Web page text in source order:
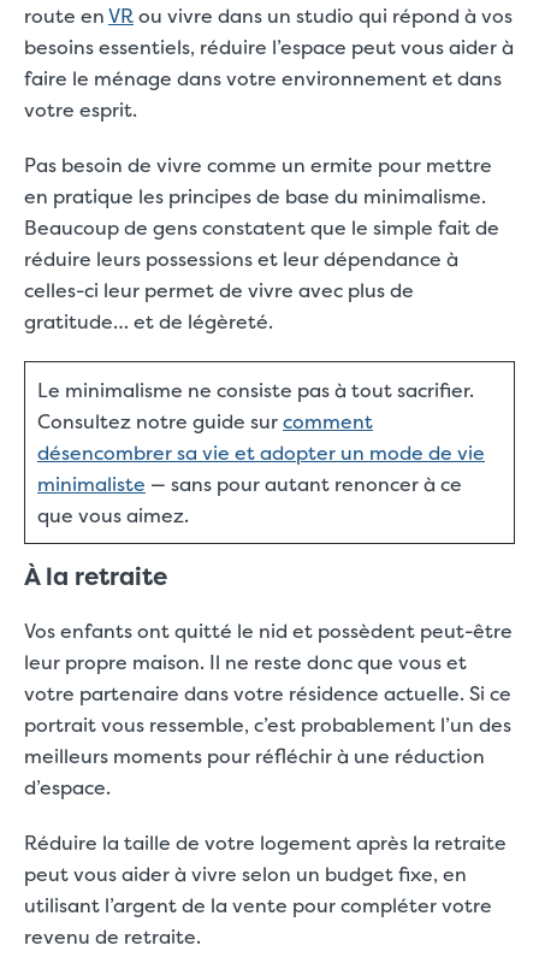
route enVRou vivre dans un studio qui répond à vos
besoins essentiels, réduire l’espace peut vous aider à
faire le ménage dans votre environnement et dans
votre esprit.
Pas besoin de vivre comme un ermite pour mettre
en pratique les principes de base du minimalisme.
Beaucoup de gens constatent que le simple fait de
réduire leurs possessions et leur dépendance à
celles-ci leur permet de vivre avec plus de
gratitude… et de légèreté.
Le minimalisme ne consiste pas à tout sacrifier.
Consultez notre guide surcomment
désencombrer sa vie et adopter un mode de vie
minimaliste — sans pour autant renoncer à ce
que vous aimez.
À la retraite
Vos enfants ont quitté le nid et possèdent peut-être
leur propre maison. Il ne reste donc que vous et
votre partenaire dans votre résidence actuelle. Si ce
portrait vous ressemble, c’est probablement l’un des
meilleurs moments pour réfléchir à une réduction
d’espace.
Réduire la taille de votre logement après la retraite
peut vous aider à vivre selon un budget fixe, en
utilisant l’argent de la vente pour compléter votre
revenu de retraite.